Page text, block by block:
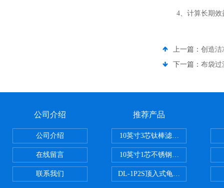
4、计算长期效益
上一篇： 创造洁
下一篇： 布袋过
公司介绍
公司介绍
在线留言
联系我们
推荐产品
10英寸3芯钛棒滤芯过滤器
10英寸1芯不锈钢钛棒过滤器
DL-1P2S顶入式龟背过滤器